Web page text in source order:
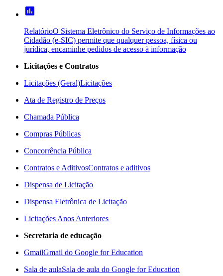
poll
RelatórioO Sistema Eletrônico do Serviço de Informações ao
Cidadão (e-SIC) permite que qualquer pessoa, física ou
jurídica, encaminhe pedidos de acesso à informação
Licitações e Contratos
Licitações (Geral)Licitações
Ata de Registro de Preços
Chamada Pública
Compras Públicas
Concorrência Pública
Contratos e AditivosContratos e aditivos
Dispensa de Licitação
Dispensa Eletrônica de Licitação
Licitações Anos Anteriores
Secretaria de educação
GmailGmail do Google for Education
Sala de aulaSala de aula do Google for Education